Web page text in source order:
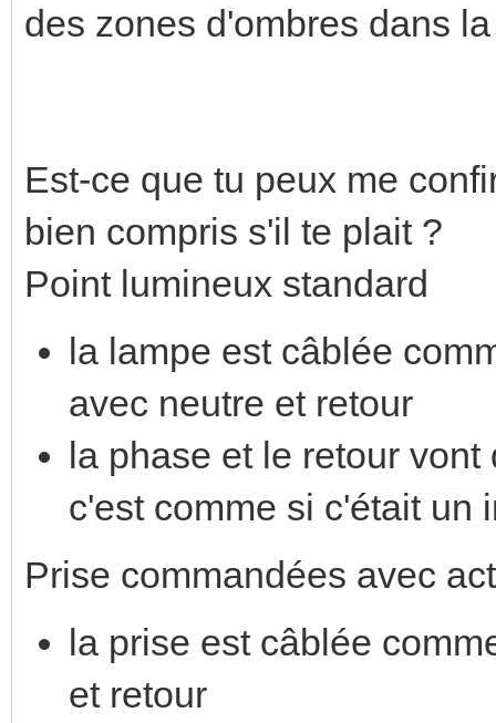
des zones d'ombres dans
Est-ce que tu peux me
bien compris s'il te plait ?
Point lumineux standard
la lampe est câblée
avec neutre et retour
la phase et le retour
c'est comme si c'était un
Prise commandées avec
la prise est câblée
et retour